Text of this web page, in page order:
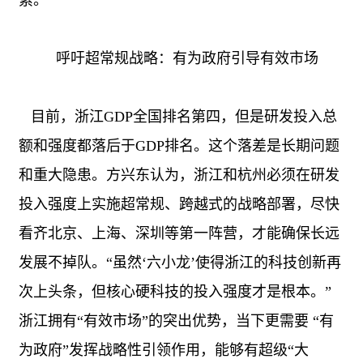
呼吁超常规战略：有为政府引导有效市场
目前，浙江GDP全国排名第四，但是研发投入总
额和强度都落后于GDP排名。这个落差是长期问题
和重大隐患。方兴东认为，浙江和杭州必须在研发
投入强度上实施超常规、跨越式的战略部署，尽快
看齐北京、上海、深圳等第一阵营，才能确保长远
发展不掉队。“虽然‘六小龙’使得浙江的科技创新再
次上头条，但核心硬科技的投入强度才是根本。”
浙江拥有“有效市场”的突出优势，当下更需要 “有
为政府”发挥战略性引领作用，能够有超级“大